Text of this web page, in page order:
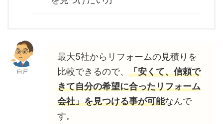
白戸
最大5社からリフォームの見積りを
比較できるので、 「安くて、信頼で
きて自分の希望に合ったリフォーム
会社」を見つける事が可能なんで
す。